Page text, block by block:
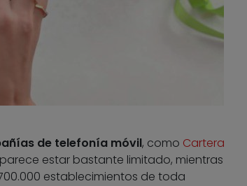
de telefonía móvil, como Cartera
estar bastante limitado, mientras
establecimientos de toda